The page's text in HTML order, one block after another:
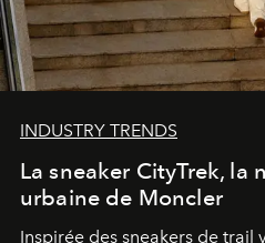
INDUSTRY TRENDS
La sneaker CityTrek, la
urbaine de Moncler
Inspirée des sneakers de trail